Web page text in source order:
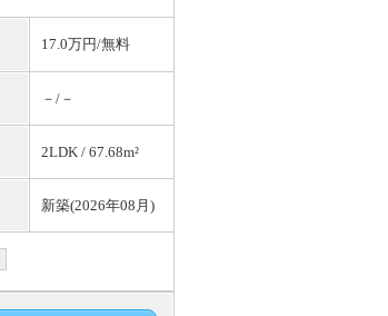
17.0万円/無料
－/－
2LDK / 67.68m²
新築(2026年08月)